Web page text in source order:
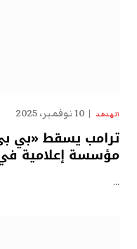
الهدهد 10 نوفمبر، 2025
ترامب يسقط «بي
مؤسسة إعلامية في
…